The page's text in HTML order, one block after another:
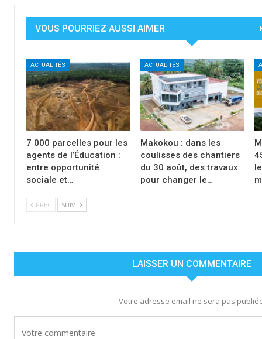
VOUS POURRIEZ AUSSI AIMER
ACTUALITÉS
7 000 parcelles pour les
agents de l’Éducation :
entre opportunité
sociale et…
ACTUALITÉS
Makokou : dans les
coulisses des chantiers
du 30 août, des travaux
pour changer le…
PREC SUIV.
LAISSER UN COMMENTAIRE
Votre adresse email ne sera pas